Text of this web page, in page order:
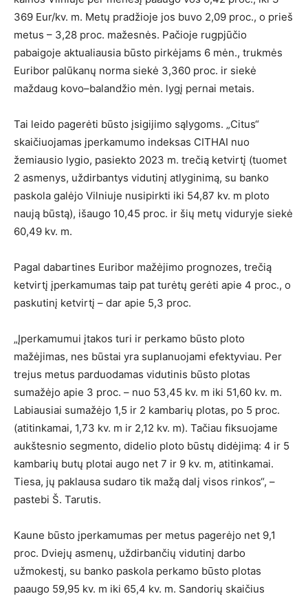
369 Eur/kv. m. Metų pradžioje jos buvo 2,09 proc., o prieš
metus – 3,28 proc. mažesnės. Pačioje rugpjūčio
pabaigoje aktualiausia būsto pirkėjams 6 mėn., trukmės
Euribor palūkanų norma siekė 3,360 proc. ir siekė
maždaug kovo–balandžio mėn. lygį pernai metais.
Tai leido pagerėti būsto įsigijimo sąlygoms. „Citus“
skaičiuojamas įperkamumo indeksas CITHAI nuo
žemiausio lygio, pasiekto 2023 m. trečią ketvirtį (tuomet
2 asmenys, uždirbantys vidutinį atlyginimą, su banko
paskola galėjo Vilniuje nusipirkti iki 54,87 kv. m ploto
naują būstą), išaugo 10,45 proc. ir šių metų viduryje siekė
60,49 kv. m.
Pagal dabartines Euribor mažėjimo prognozes, trečią
ketvirtį įperkamumas taip pat turėtų gerėti apie 4 proc., o
paskutinį ketvirtį – dar apie 5,3 proc.
„Įperkamumui įtakos turi ir perkamo būsto ploto
mažėjimas, nes būstai yra suplanuojami efektyviau. Per
trejus metus parduodamas vidutinis būsto plotas
sumažėjo apie 3 proc. – nuo 53,45 kv. m iki 51,60 kv. m.
Labiausiai sumažėjo 1,5 ir 2 kambarių plotas, po 5 proc.
(atitinkamai, 1,73 kv. m ir 2,12 kv. m). Tačiau fiksuojame
aukštesnio segmento, didelio ploto būstų didėjimą: 4 ir 5
kambarių butų plotai augo net 7 ir 9 kv. m, atitinkamai.
Tiesa, jų paklausa sudaro tik mažą dalį visos rinkos“, –
pastebi Š. Tarutis.
Kaune būsto įperkamumas per metus pagerėjo net 9,1
proc. Dviejų asmenų, uždirbančių vidutinį darbo
užmokestį, su banko paskola perkamo būsto plotas
paaugo 59,95 kv. m iki 65,4 kv. m. Sandorių skaičius